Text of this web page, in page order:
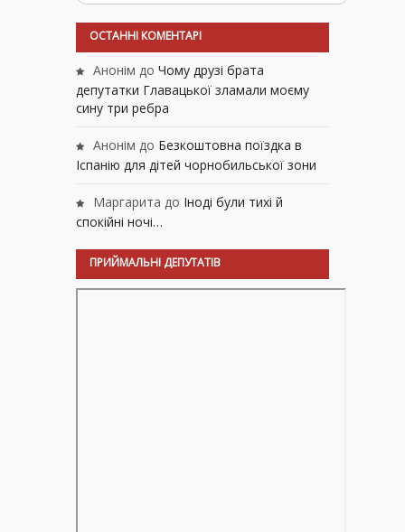
ОСТАННІ КОМЕНТАРІ
Анонім до Чому друзі брата
депутатки Главацької зламали моєму
сину три ребра
Анонім до Безкоштовна поїздка в
Іспанію для дітей чорнобильської зони
Маргарита до Іноді були тихі й
спокійні ночі…
ПРИЙМАЛЬНІ ДЕПУТАТІВ